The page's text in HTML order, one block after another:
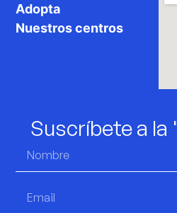
Adopta
Nuestros centros
Suscríbete a la